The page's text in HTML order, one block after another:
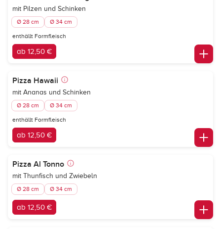
mit Pilzen und Schinken
Ø 28 cm Ø 34 cm
enthällt Formfleisch
ab 12,50 €
Pizza Hawaii
mit Ananas und Schinken
Ø 28 cm Ø 34 cm
enthällt Formfleisch
ab 12,50 €
Pizza Al Tonno
mit Thunfisch und Zwiebeln
Ø 28 cm Ø 34 cm
ab 12,50 €